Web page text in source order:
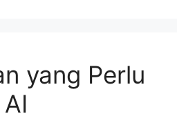
yang Perlu